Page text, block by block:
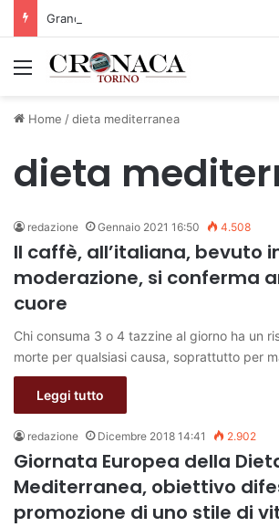
Menu
Home /dieta mediterranea
dieta
redazione Gennaio 2021 16:50 4.508
Il caffè, all’italiana, bevuto
moderazione, si conferma
cuore
Chi consuma 3 o 4 tazzine al giorno ha un
morte per qualsiasi causa, soprattutto per
Leggi tutto
redazione Dicembre 2018 14:41 2.902
Giornata Europea della
Mediterranea, obiettivo
promozione di uno stile di